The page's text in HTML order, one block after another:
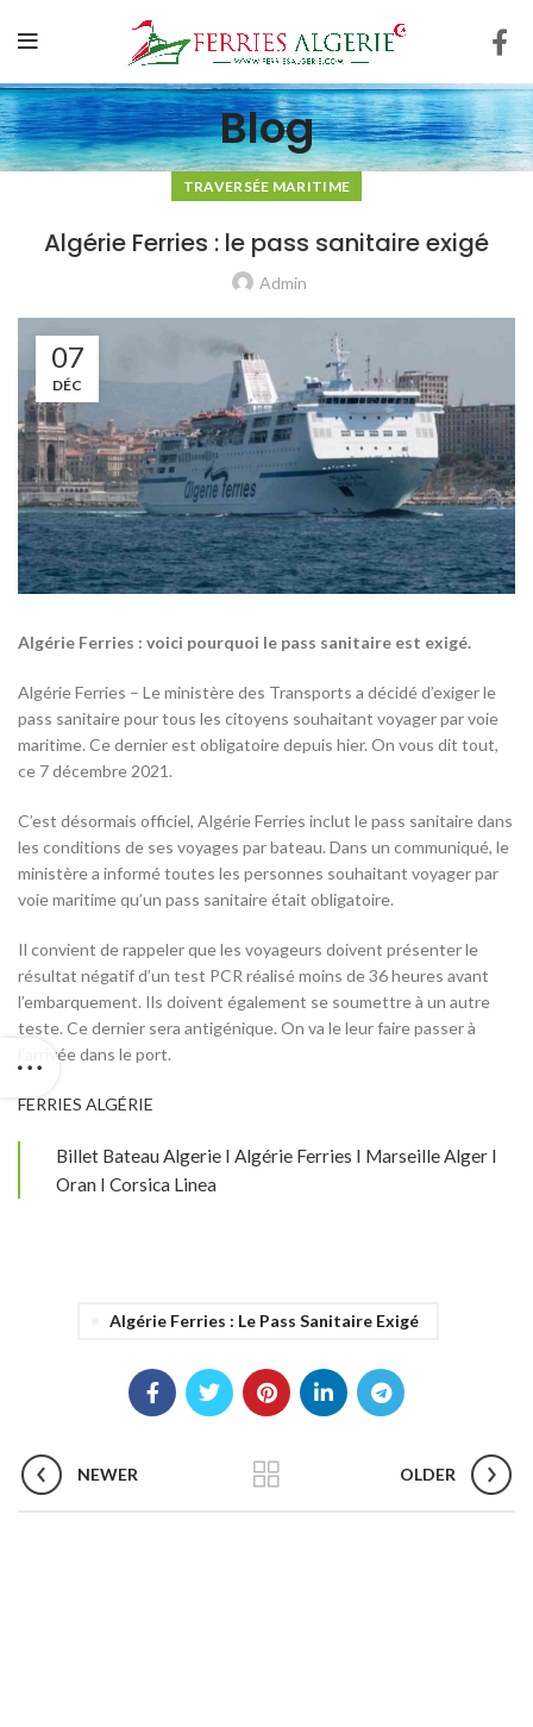
Blog
TRAVERSÉE MARITIME
Algérie Ferries : le pass sanitaire exigé
Admin
07
DÉC
Algérie Ferries : voici pourquoi le pass sanitaire est exigé.
Algérie Ferries – Le ministère des Transports a décidé d’exiger le
pass sanitaire pour tous les citoyens souhaitant voyager par voie
maritime. Ce dernier est obligatoire depuis hier. On vous dit tout,
ce 7 décembre 2021.
C’est désormais officiel, Algérie Ferries inclut le pass sanitaire dans
les conditions de ses voyages par bateau. Dans un communiqué, le
ministère a informé toutes les personnes souhaitant voyager par
voie maritime qu’un pass sanitaire était obligatoire.
Il convient de rappeler que les voyageurs doivent présenter le
résultat négatif d’un test PCR réalisé moins de 36 heures avant
l’embarquement. Ils doivent également se soumettre à un autre
teste. Ce dernier sera antigénique. On va le leur faire passer à
l’arrivée dans le port.
FERRIES ALGÉRIE
Billet Bateau Algerie I Algérie Ferries I Marseille Alger I
Oran I Corsica Linea
Algérie Ferries : Le Pass Sanitaire Exigé
NEWER OLDER